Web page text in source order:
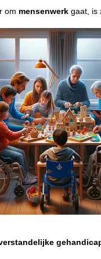
om mensenwerk gaat, is